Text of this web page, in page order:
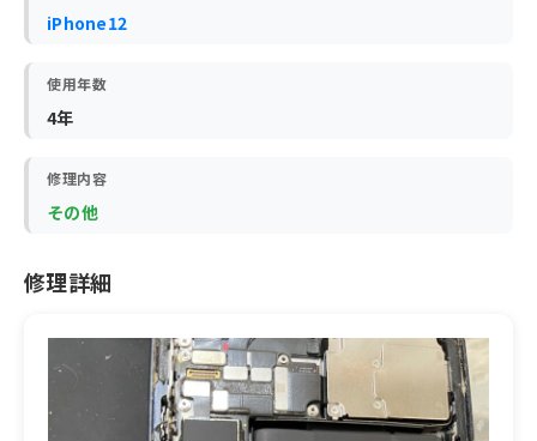
iPhone12
使用年数
4年
修理内容
その他
修理詳細